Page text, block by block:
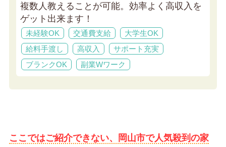
複数人教えることが可能。効率よく高収入を
ゲット出来ます！
未経験OK 交通費支給
大学生OK
給料手渡し
高収入
サポート充実
ブランクOK
副業Wワーク
ここではご紹介できない、岡山市で人気殺到の家